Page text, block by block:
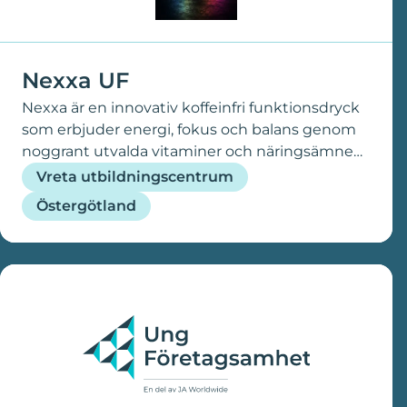
Nexxa UF
Nexxa är en innovativ koffeinfri funktionsdryck
som erbjuder energi, fokus och balans genom
noggrant utvalda vitaminer och näringsämnen
istället för koffein och andra stimulerande
ämnen. Varje smak är utvecklad för att ge en
specifik funktion, vilket gör det enkelt för
konsumenten att välja den effekt som passar
deras behov för stunden. Vår målgrupp är bred
ha ett hälsosammare alternativ till traditionella
energidrycker. Genom att kombinera god smak
med funktionella ingredienser vill Nexxa bidra
till ökad prestation och välmående utan de
Vreta utbildningscentrum
Östergötland